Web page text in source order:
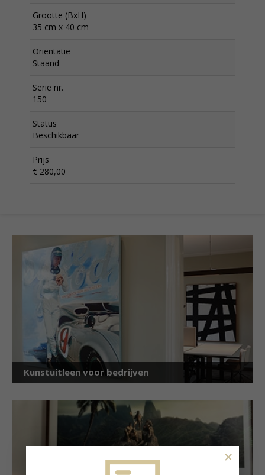
Grootte (BxH)
35 cm x 40 cm
Oriëntatie
Staand
Serie nr.
150
Status
Beschikbaar
Prijs
€ 280,00
Kunstuitleen voor bedrijven
×